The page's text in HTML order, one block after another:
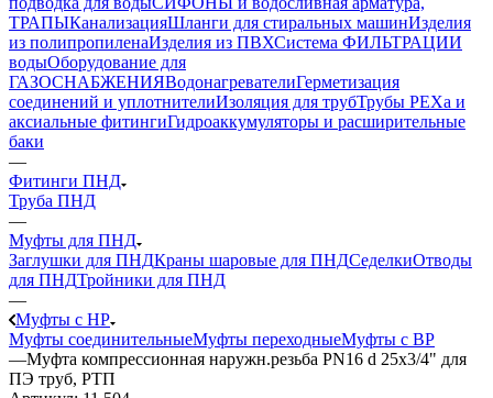
ТРАПЫКанализацияШланги для стиральных машинИзделия
из полипропиленаИзделия из ПВХСистема ФИЛЬТРАЦИИ
водыОборудование для
ГАЗОСНАБЖЕНИЯВодонагревателиГерметизация
соединений и уплотнителиИзоляция для трубТрубы PEXa и
аксиальные фитингиГидроаккумуляторы и расширительные
баки
—
Фитинги ПНД
Труба ПНД
—
Муфты для ПНД
Заглушки для ПНДКраны шаровые для ПНДСеделкиОтводы
для ПНДТройники для ПНД
—
Муфты с НР
Муфты соединительныеМуфты переходныеМуфты с ВР
—Муфта компрессионная наружн.резьба PN16 d 25x3/4" для
ПЭ труб, РТП